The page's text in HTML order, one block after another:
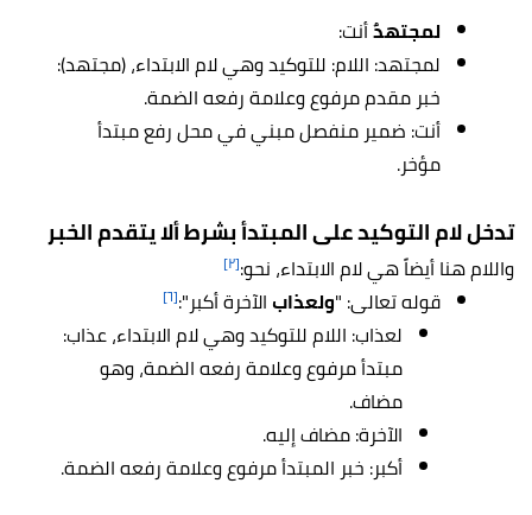
لمجتهدٌأنت:
لمجتهد: اللام: للتوكيد وهي لام الابتداء، (مجتهد):
خبر مقدم مرفوع وعلامة رفعه الضمة.
أنت: ضمير منفصل مبني في محل رفع مبتدأ
مؤخر.
تدخل لام التوكيد على المبتدأ بشرط ألا يتقدم الخبر
واللام هنا أيضاً هي لام الابتداء، نحو:[٢]
قوله تعالى: "ولعذاب الآخرة أكبر":[٦]
لعذاب: اللام للتوكيد وهي لام الابتداء، عذاب:
مبتدأ مرفوع وعلامة رفعه الضمة، وهو
مضاف.
الآخرة: مضاف إليه.
أكبر: خبر المبتدأ مرفوع وعلامة رفعه الضمة.